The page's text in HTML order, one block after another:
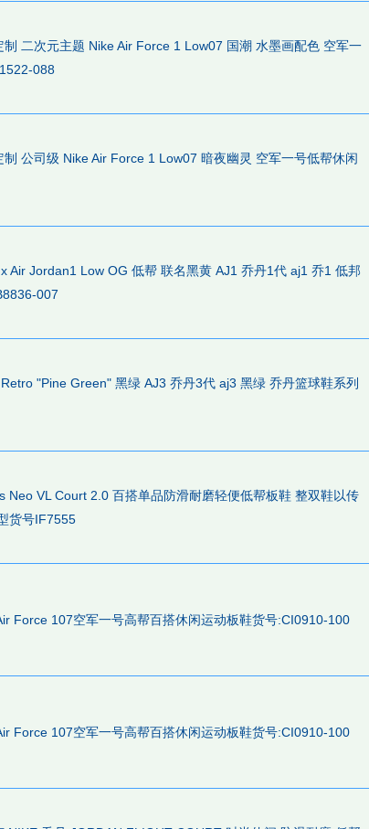
二次元主题 Nike Air Force 1 Low07 国潮 水墨画配色 空军一
088
公司级 Nike Air Force 1 Low07 暗夜幽灵 空军一号低帮休闲
Air Jordan1 Low OG 低帮 联名黑黄 AJ1 乔丹1代 aj1 乔1 低邦
007
"Pine Green" 黑绿 AJ3 乔丹3代 aj3 黑绿 乔丹篮球鞋系列
Neo VL Court 2.0 百搭单品防滑耐磨轻便低帮板鞋 整双鞋以传
货号IF7555
Force 107空军一号高帮百搭休闲运动板鞋货号:CI0910-100
Force 107空军一号高帮百搭休闲运动板鞋货号:CI0910-100